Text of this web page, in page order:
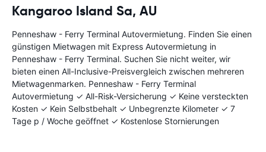
Kangaroo Island Sa, AU
Penneshaw - Ferry Terminal Autovermietung. Finden Sie einen
günstigen Mietwagen mit Express Autovermietung in
Penneshaw - Ferry Terminal. Suchen Sie nicht weiter, wir
bieten einen All-Inclusive-Preisvergleich zwischen mehreren
Mietwagenmarken. Penneshaw - Ferry Terminal
Autovermietung ✓ All-Risk-Versicherung ✓ Keine versteckten
Kosten ✓ Kein Selbstbehalt ✓ Unbegrenzte Kilometer ✓ 7
Tage p / Woche geöffnet ✓ Kostenlose Stornierungen